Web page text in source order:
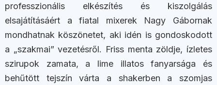
professzionális elkészítés és kiszolgálás
elsajátításáért a fiatal mixerek Nagy Gábornak
mondhatnak köszönetet, aki idén is gondoskodott
a „szakmai” vezetésről. Friss menta zöldje, ízletes
szirupok zamata, a lime illatos fanyarsága és
behűtött tejszín várta a shakerben a szomjas